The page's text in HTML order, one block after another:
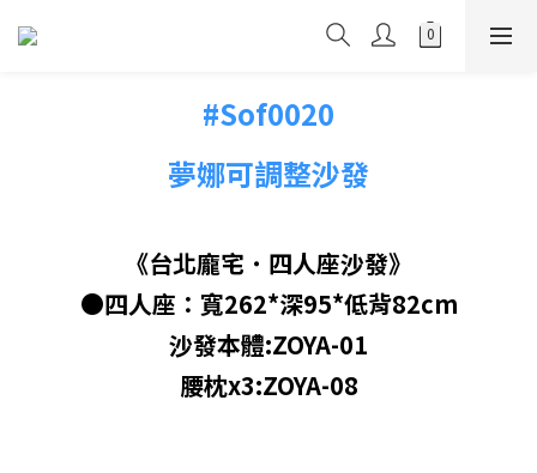
#Sof0020
夢娜可調整沙發
《台北龐宅 ˙ 四人座沙發》
●四人座：寬262*深95*低背82cm
沙發本體:ZOYA-01
腰枕x3:ZOYA-08